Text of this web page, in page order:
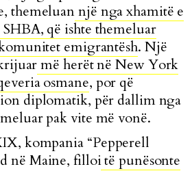
themeluannjë nga xhamitë e
që ishte themeluar
emigrantësh. Një
më herët në New York
osmane, por që
diplomatik, për dallim nga
pak vite më vonë.
kompania “Pepperell
në Maine, filloitë punësonte